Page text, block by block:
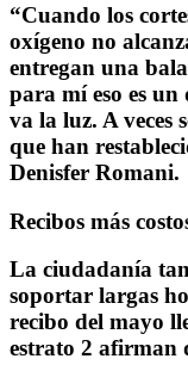
“Cuando los
oxígeno no
entregan una
para mí eso es un
va la luz. A veces
que han
Denisfer Romani.
Recibos más
La ciudadanía
soportar largas
recibo del mayo
estrato 2 afirman